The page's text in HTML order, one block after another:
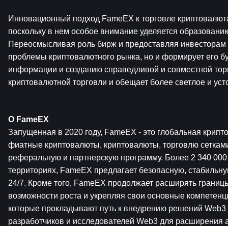
Инновационный подход FameEX к торговле
поскольку в нем особое внимание уделяется
Переосмысливая роль бирж и предоставляя
проблемы криптовалютного рынка, но и формирует его
информации и созданию справедливой и совместной
криптовалютной торговли и обещает более светлое и
О FameEX
Запущенная в 2020 году, FameEX - это глобальная
фиатные криптовалюты, криптовалюты, торговлю
реферальную и партнерскую программу. Более 2 340
территориях, FameEX предлагает безопасную,
24/7. Кроме того, FameEX продолжает расширять
возможности роста и укрепляя свои основные
которые прокладывают путь к внедрению решений
разработчиков и исследователей Web3 для